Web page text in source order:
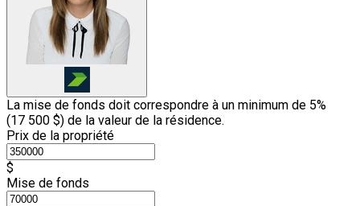
La mise de fonds doit correspondre à un minimum de 5%
(17 500 $) de la valeur de la résidence.
Prix de la propriété
$
Mise de fonds